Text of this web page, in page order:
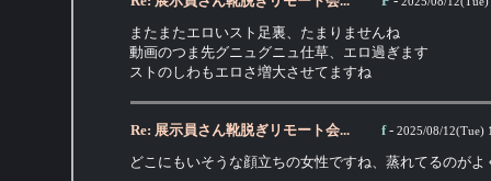
またまたエロいスト足裏、たまりませんね
動画のつま先グニュグニュ仕草、エロ過ぎます
ストのしわもエロさ増大させてますね
Re: 展示員さん靴脱ぎリモート会... f- 2025/08/12(Tue)
どこにもいそうな顔立ちの女性ですね、蒸れてるのが